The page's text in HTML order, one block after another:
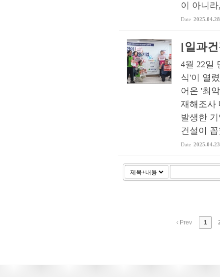
이 아니
Date 2025.04.28
[일과
4월 22일
식'이 열
어온 '최
재해조사
발생한
건설이
Date 2025.04.23
Prev 1